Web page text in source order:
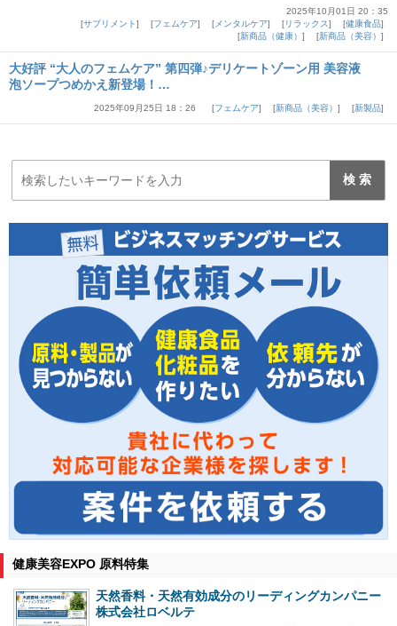
2025年10月01日 20：35
サプリメント
フェムケア メンタルケア リラックス
健康食品
新商品（健康）
新商品（美容）
大好評 “大人のフェムケア” 第四弾♪デリケートゾーン用 美容液
泡ソープつめかえ新登場！…
2025年09月25日 18：26 フェムケア 新商品（美容） 新製品
健康美容EXPO 原料特集
天然香料・天然有効成分のリーディングカンパニー
株式会社ロベルテ